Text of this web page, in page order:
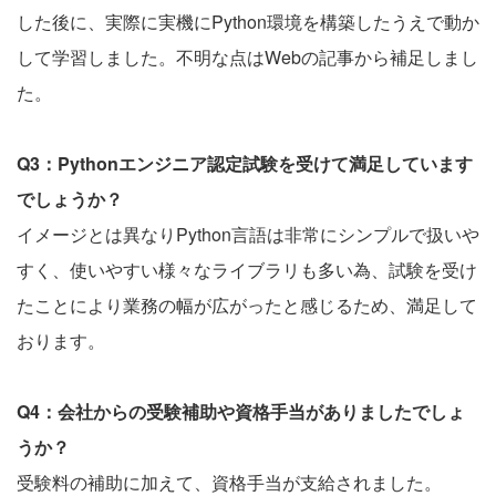
した後に、実際に実機にPython環境を構築したうえで動か
して学習しました。不明な点はWebの記事から補足しまし
た。
Q3：Pythonエンジニア認定試験を受けて満足しています
でしょうか？
イメージとは異なりPython言語は非常にシンプルで扱いや
すく、使いやすい様々なライブラリも多い為、試験を受け
たことにより業務の幅が広がったと感じるため、満足して
おります。
Q4：会社からの受験補助や資格手当がありましたでしょ
うか？
受験料の補助に加えて、資格手当が支給されました。